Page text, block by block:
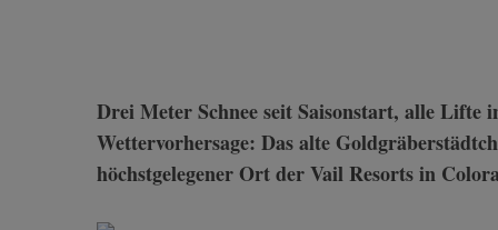
Drei Meter Schnee seit Saisonstart, alle Lifte in Betrieb und eine ebenfalls verheißungsvolle
Wettervorhersage: Das alte
höchstgelegener Ort der Vail Resorts in